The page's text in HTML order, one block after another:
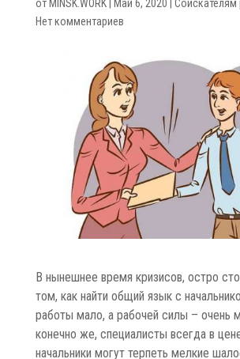
от MINSK.WORK| Май 6, 2020 Соискателям
Нет комментариев
В нынешнее время кризисов, остро
том, как найти общий язык с
работы мало, а рабочей силы – очень
конечно же, специалисты всегда в
начальники могут терпеть мелкие